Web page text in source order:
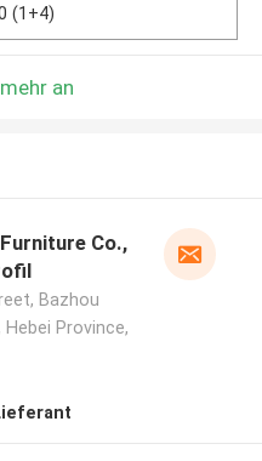
(1+4)
an
Co.,
Bazhou
Hebei Province,